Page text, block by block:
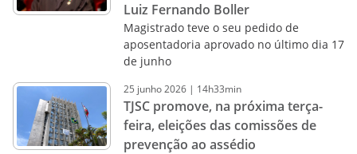
Luiz Fernando Boller
Magistrado teve o seu pedido de
aposentadoria aprovado no último dia 17
de junho
25 junho2026 | 14h33min
TJSC promove, na próxima terça-
feira, eleições das comissões de
prevenção ao assédio